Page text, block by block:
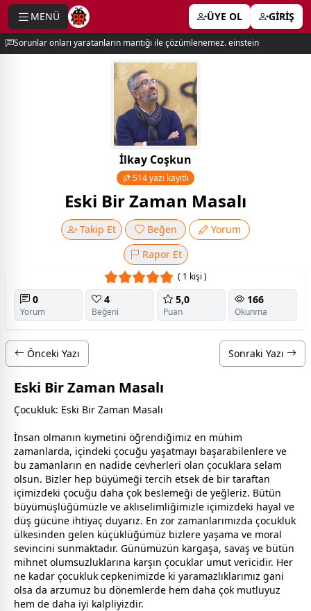
MENÜ ÜYE OL GİRİŞ
Sorunlar onları yaratanların mantığı ile çözümlenemez. einstein
İlkay Coşkun
514 yazı kayıtlı
Eski Bir Zaman Masalı
Takip Et Beğen
Yorum
Rapor Et
( 1 kişi )
0
Yorum
4
Beğeni
5,0
Puan
166
Okunma
Önceki Yazı Sonraki Yazı
Eski Bir Zaman Masalı
Çocukluk: Eski Bir Zaman Masalı
İnsan olmanın kıymetini öğrendiğimiz en mühim
zamanlarda, içindeki çocuğu yaşatmayı başarabilenlere ve
bu zamanların en nadide cevherleri olan çocuklara selam
olsun. Bizler hep büyümeği tercih etsek de bir taraftan
içimizdeki çocuğu daha çok beslemeği de yeğleriz. Bütün
büyümüşlüğümüzle ve aklıselimliğimizle içimizdeki hayal ve
düş gücüne ihtiyaç duyarız. En zor zamanlarımızda çocukluk
ülkesinden gelen küçüklüğümüz bizlere yaşama ve moral
sevincini sunmaktadır. Günümüzün kargaşa, savaş ve bütün
mihnet olumsuzluklarına karşın çocuklar umut vericidir. Her
ne kadar çocukluk cepkenimizde ki yaramazlıklarımız gani
olsa da arzumuz bu dönemlerde hem daha çok mutluyuz
hem de daha iyi kalpliyizdir.
menu